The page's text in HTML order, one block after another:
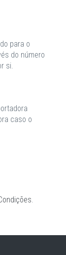
para o
do número
si.
caso o
.